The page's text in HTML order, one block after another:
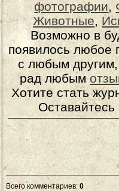
фотографии,
Животные,
Возможно в
появилось любое
с любым
рад любым
Хотите стать
Всего комментариев: 0